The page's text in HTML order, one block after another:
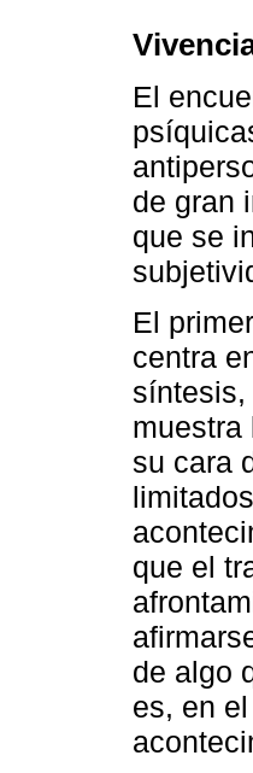
El
de gran
que se
El
centra
síntesis,
muestra
su cara
que el
de algo
es, en